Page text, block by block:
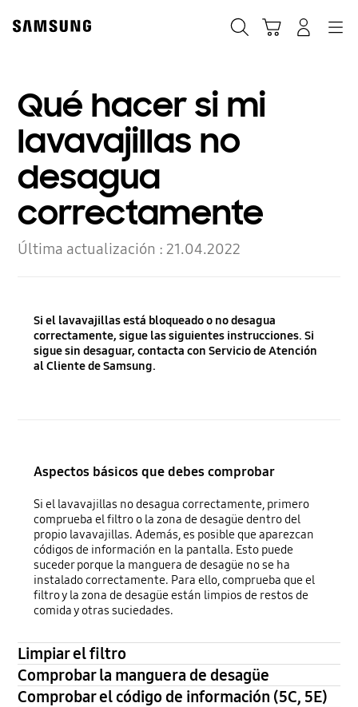
content
Qué hacer si mi
lavavajillas no
desagua
correctamente
Última actualización :21.04.2022
Si el lavavajillas está bloqueado o no desagua
correctamente, sigue las siguientes instrucciones. Si
sigue sin desaguar, contacta con Servicio de Atención
al Cliente de Samsung.
Aspectos básicos que debes comprobar
Si el lavavajillas no desagua correctamente, primero
comprueba el filtro o la zona de desagüe dentro del
propio lavavajillas. Además, es posible que aparezcan
códigos de información en la pantalla. Esto puede
suceder porque la manguera de desagüe no se ha
instalado correctamente. Para ello, comprueba que el
filtro y la zona de desagüe están limpios de restos de
comida y otras suciedades.
Limpiar el filtro
Comprobar la manguera de desagüe
Comprobar el código de información (5C, 5E)